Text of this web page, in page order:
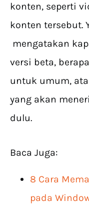
konten, seperti
konten tersebut.
mengatakan
versi beta,
untuk umum,
yang akan
dulu.
Baca Juga:
8 Cara
pada